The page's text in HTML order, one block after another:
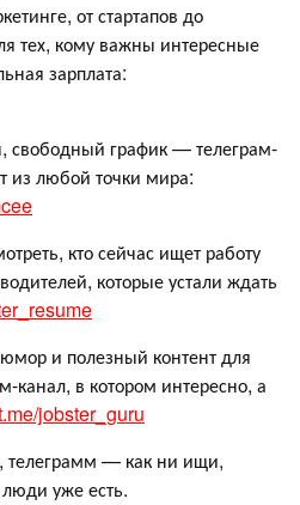
от стартапов до
тех, кому важны интересные
зарплата:
свободный график — телеграм-
из любой точки мира:
кто сейчас ищет работу
которые устали ждать
и полезный контент для
канал, в котором интересно, а
jobster_guru
телеграмм — как ни ищи,
уже есть.